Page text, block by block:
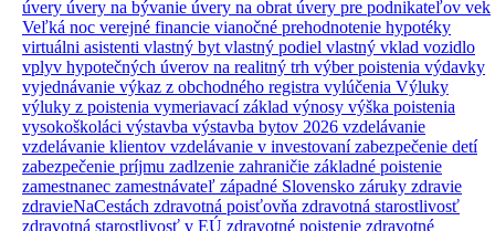
úvery úvery na bývanie úvery na obrat úvery pre podnikateľov vek
Veľká noc verejné financie vianočné prehodnotenie hypotéky
virtuálni asistenti vlastný byt vlastný podiel vlastný vklad vozidlo
vplyv hypotečných úverov na realitný trh výber poistenia výdavky
vyjednávanie výkaz z obchodného registra vylúčenia Výluky
výluky z poistenia vymeriavací základ výnosy výška poistenia
vysokoškoláci výstavba výstavba bytov 2026 vzdelávanie
vzdelávanie klientov vzdelávanie v investovanízabezpečenie detí
zabezpečenie príjmu zadlzenie zahraničie základné poistenie
zamestnanec zamestnávateľ západné Slovensko záruky zdravie
zdravieNaCestách zdravotná poisťovňa zdravotná starostlivosť
zdravotná starostlivosť v EÚ zdravotné poistenie zdravotné